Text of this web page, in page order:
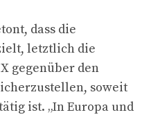
dass die
letztlich die
gegenüber den
soweit
ist. „In Europa und